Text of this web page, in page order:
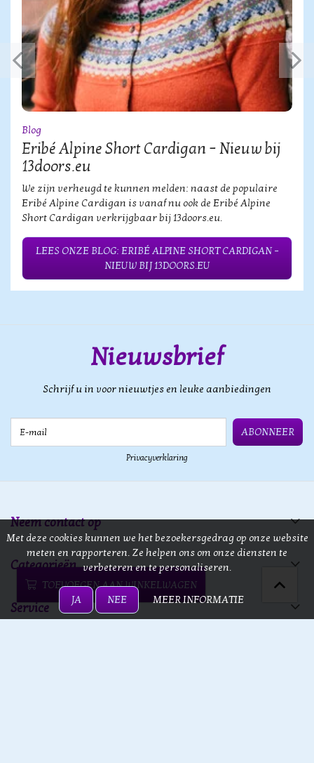
TOEVOEGEN AAN WINKELWAGEN
Blog
Eribé Alpine Short Cardigan – Nieuw bij
13doors.eu
We zijn verheugd te kunnen melden: naast de populaire
Eribé Alpine Cardigan is vanaf nu ook de Eribé Alpine
Short Cardigan verkrijgbaar bij 13doors.eu.
LEES ONZE BLOG: ERIBÉ ALPINE SHORT CARDIGAN –
NIEUW BIJ 13DOORS.EU
Nieuwsbrief
Schrijf u in voor nieuwtjes en leuke aanbiedingen
ABONNEER
Privacyverklaring
Neem contact op
Categorieën
Service
Met deze cookies kunnen we het bezoekersgedrag op onze website
meten en rapporteren. Ze helpen ons om onze diensten te
verbeteren en te personaliseren.
JA NEE MEER INFORMATIE